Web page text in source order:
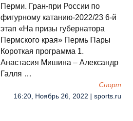
Перми. Гран-при России по
фигурному катанию-2022/23 6-й
этап «На призы губернатора
Пермского края» Пермь Пары
Короткая программа 1.
Анастасия Мишина – Александр
Галля …
Спорт
16:20, Ноябрь 26, 2022 | sports.ru